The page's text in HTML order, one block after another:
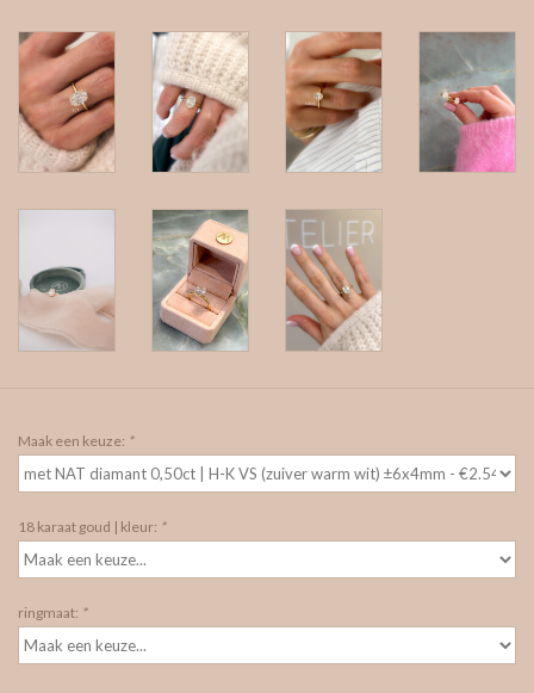
MAAK EEN AFSPRAAK
Maak een keuze: *
18 karaat goud | kleur: *
ringmaat: *